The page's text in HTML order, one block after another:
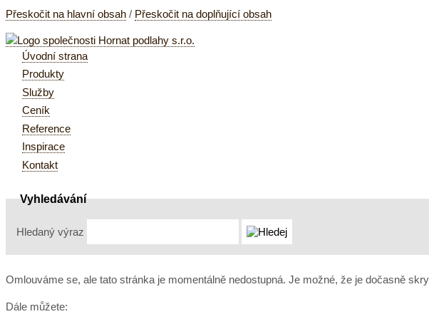
Přeskočit na hlavní obsah / Přeskočit na doplňující obsah
Úvodní strana
Produkty
Služby
Ceník
Reference
Inspirace
Kontakt
Vyhledávání
Hledaný výraz
Omlouváme se, ale tato stránka je momentálně nedostupná. Je možné, že je dočasně
Dále můžete: